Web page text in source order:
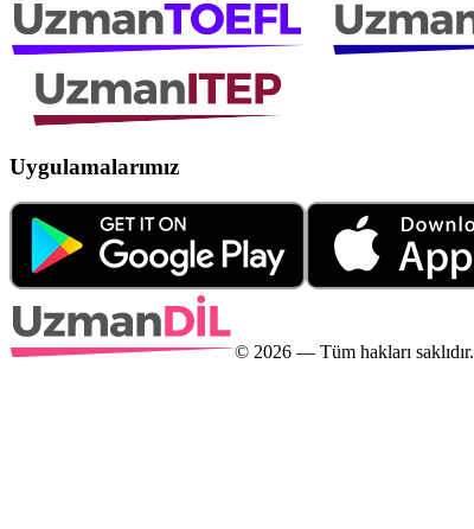
Uygulamalarımız
© 2026 — Tüm hakları saklıdır.